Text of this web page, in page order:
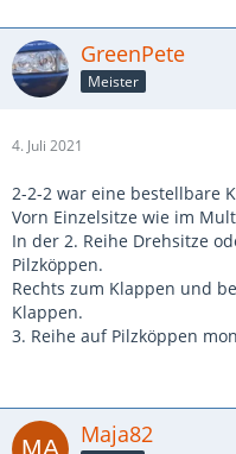
GreenPete
Meister
4. Juli 2021
2-2-2 war eine bestellbare
Vorn Einzelsitze wie im
In der 2. Reihe Drehsitze
Pilzköppen.
Rechts zum Klappen und
Klappen.
3. Reihe auf Pilzköppen
Maja82